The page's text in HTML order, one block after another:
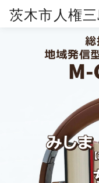
茨木市人権